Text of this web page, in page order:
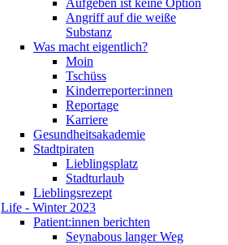
Aufgeben ist keine Option
Angriff auf die weiße
Substanz
Was macht eigentlich?
Moin
Tschüss
Kinderreporter:innen
Reportage
Karriere
Gesundheitsakademie
Stadtpiraten
Lieblingsplatz
Stadturlaub
Lieblingsrezept
Life - Winter 2023
Patient:innen berichten
Seynabous langer Weg